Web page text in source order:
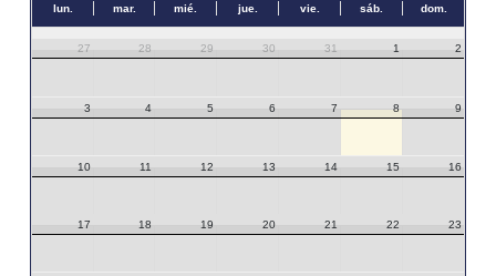
lun. mar. mié. jue. vie. sáb. dom.
27 28 29 30 31 1 2
3 4 5 6 7 8 9
10 11 12 13 14 15 16
17 18 19 20 21 22 23